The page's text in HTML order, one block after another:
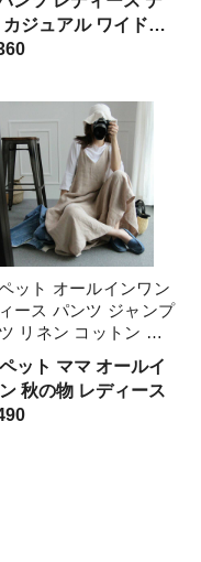
ス ズボン ブルーデニ
リラックス ハイウエ
カジュアル ワイドパ
ダメージドデニム 穴
ムス ズボン ハイウエ
ット オールインワン
ース パンツ ジャンプ
リネン コットン ロ
ワイドパンツ 涼し気
ゆったり リラックス
大きいサイズ 夏
ット ママ オールイ
秋の物 レディース